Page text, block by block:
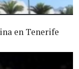
en Tenerife